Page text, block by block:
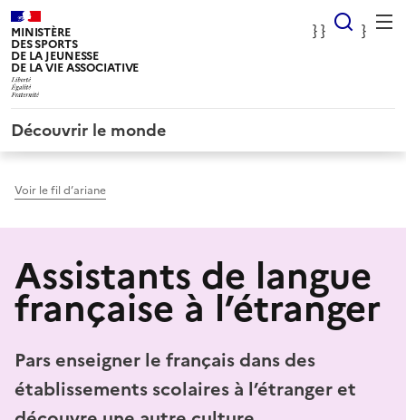
MINISTÈRE
DES SPORTS
DE LA JEUNESSE
DE LA VIE ASSOCIATIVE
} } }
}
Découvrir le monde
Voir le fil d’ariane
Assistants de langue
française à l’étranger
Pars enseigner le français dans des
établissements scolaires à l’étranger et
Panneau de gestion des cookies